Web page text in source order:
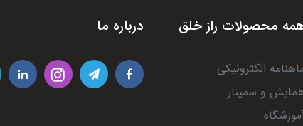
محصولات راز خلق
الکترونیکی
و سمینار
درباره ما